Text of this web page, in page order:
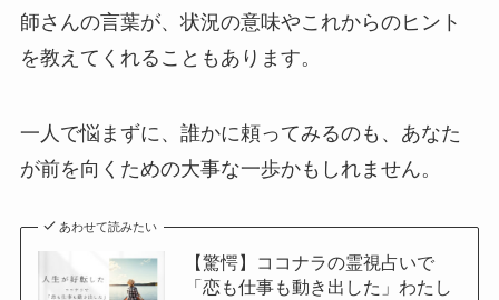
師さんの言葉が、状況の意味やこれからのヒント
を教えてくれることもあります。
一人で悩まずに、誰かに頼ってみるのも、あなた
が前を向くための大事な一歩かもしれません。
あわせて読みたい
【驚愕】ココナラの霊視占いで
「恋も仕事も動き出した」わたし